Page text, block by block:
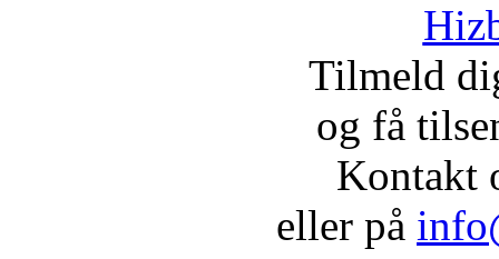
Tilmeld
og få
Kontakt
eller på